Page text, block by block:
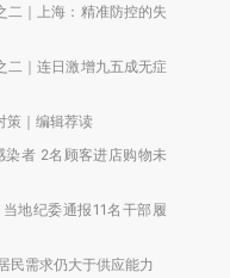
二｜上海：精准防控的失
二｜连日激增九五成无症
策｜编辑荐读
者 2名顾客进店购物未
地纪委通报11名干部履
民需求仍大于供应能力